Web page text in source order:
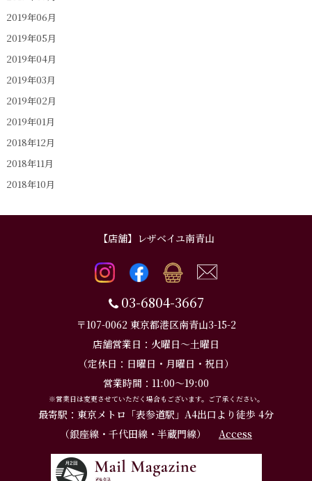
2019年06月
2019年05月
2019年04月
2019年03月
2019年02月
2019年01月
2018年12月
2018年11月
2018年10月
【店舗】レザベイユ南青山
03-6804-3667
〒107-0062 東京都港区南青山3-15-2
店舗営業日：火曜日～土曜日
（定休日：日曜日・月曜日・祝日）
営業時間：11:00～19:00
※営業日は変更させていただく場合もございます。ご了承ください。
最寄駅：東京メトロ「表参道駅」A4出口より徒歩 4分
（銀座線・千代田線・半蔵門線）
Access